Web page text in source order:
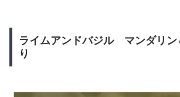
ライムアンドバジル マンダリン
り